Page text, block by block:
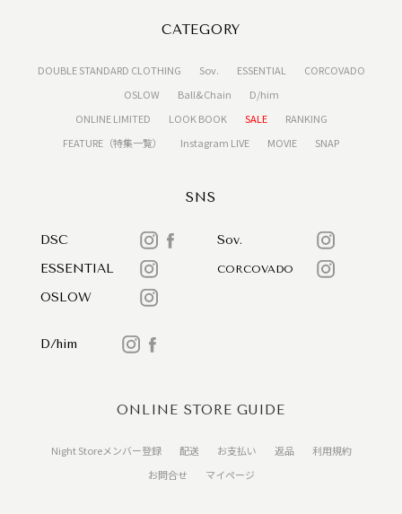
CATEGORY
DOUBLE STANDARD CLOTHING Sov. ESSENTIAL
CORCOVADO
OSLOW
Ball&Chain
D/him
ONLINE LIMITED
LOOK BOOK SALE
RANKING
FEATURE（特集一覧）
Instagram LIVE MOVIE SNAP
SNS
DSC
Sov.
ESSENTIAL
CORCOVADO
OSLOW
D/him
ONLINE STORE GUIDE
Night Storeメンバー登録 配送 お支払い 返品
利用規約
お問合せ
マイページ